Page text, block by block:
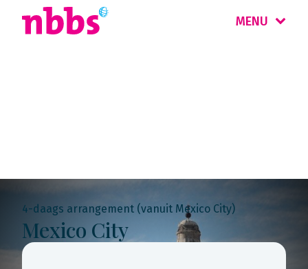
MENU
4-daags arrangement (vanuit Mexico City)
Mexico City